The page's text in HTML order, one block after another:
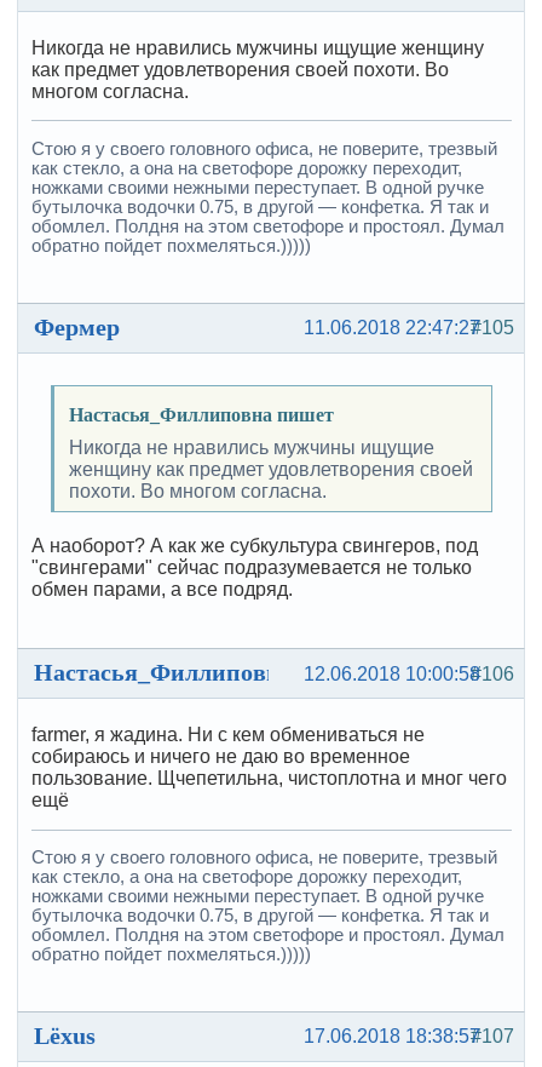
Никогда не нравились мужчины ищущие женщину
как предмет удовлетворения своей похоти. Во
многом согласна.
Стою я у своего головного офиса, не поверите, трезвый
как стекло, а она на светофоре дорожку переходит,
ножками своими нежными переступает. В одной ручке
бутылочка водочки 0.75, в другой — конфетка. Я так и
обомлел. Полдня на этом светофоре и простоял. Думал
обратно пойдет похмеляться.)))))
#105
11.06.2018 22:47:27
Фермер
Настасья_Филлиповна пишет
Никогда не нравились мужчины ищущие
женщину как предмет удовлетворения своей
похоти. Во многом согласна.
А наоборот? А как же субкультура свингеров, под
"свингерами" сейчас подразумевается не только
обмен парами, а все подряд.
#106
12.06.2018 10:00:58
Настасья_Филлиповна
farmer, я жадина. Ни с кем обмениваться не
собираюсь и ничего не даю во временное
пользование. Щчепетильна, чистоплотна и мног чего
ещё
Стою я у своего головного офиса, не поверите, трезвый
как стекло, а она на светофоре дорожку переходит,
ножками своими нежными переступает. В одной ручке
бутылочка водочки 0.75, в другой — конфетка. Я так и
обомлел. Полдня на этом светофоре и простоял. Думал
обратно пойдет похмеляться.)))))
#107
17.06.2018 18:38:57
Lёxus